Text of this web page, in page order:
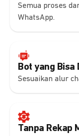
Semua proses
WhatsApp.
Bot yang Bisa
Sesuaikan alur
Tanpa Rekap